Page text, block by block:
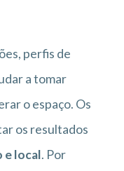
perfis de
a tomar
o espaço. Os
os resultados
e local. Por